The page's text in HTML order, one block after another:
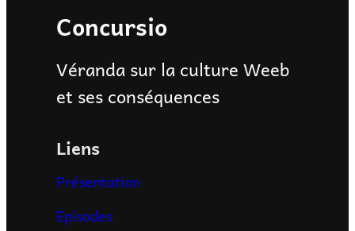
Concursio
Véranda sur la culture Weeb
et ses conséquences
Liens
Présentation
Episodes